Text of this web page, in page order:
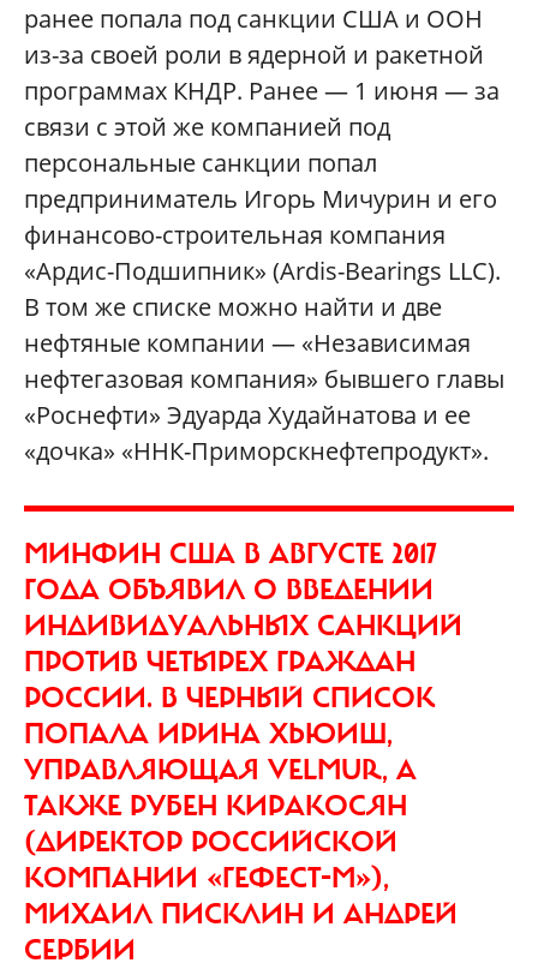
ранее попала под санкции США и ООН
из-за своей роли в ядерной и ракетной
программах КНДР. Ранее — 1 июня — за
связи с этой же компанией под
персональные санкции попал
предприниматель Игорь Мичурин и его
финансово-строительная компания
«Ардис-Подшипник» (Ardis-Bearings LLC).
В том же списке можно найти и две
нефтяные компании — «Независимая
нефтегазовая компания» бывшего главы
«Роснефти» Эдуарда Худайнатова и ее
«дочка» «ННК-Приморскнефтепродукт».
МИНФИН США В АВГУСТЕ 2017
ГОДА ОБЪЯВИЛ О ВВЕДЕНИИ
ИНДИВИДУАЛЬНЫХ САНКЦИЙ
ПРОТИВ ЧЕТЫРЕХ ГРАЖДАН
РОССИИ. В ЧЕРНЫЙ СПИСОК
ПОПАЛА ИРИНА ХЬЮИШ,
УПРАВЛЯЮЩАЯ VELMUR, А
ТАКЖЕ РУБЕН КИРАКОСЯН
(ДИРЕКТОР РОССИЙСКОЙ
КОМПАНИИ «ГЕФЕСТ-М»),
МИХАИЛ ПИСКЛИН И АНДРЕЙ
СЕРБИИ